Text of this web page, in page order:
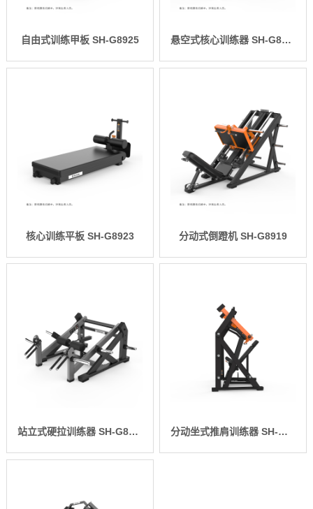
自由式训练甲板 SH-G8925 悬空式核心训练器 SH-G8924
核心训练平板 SH-G8923 分动式倒蹬机 SH-G8919
站立式硬拉训练器 SH-G8914 分动坐式推肩训练器 SH-G8913